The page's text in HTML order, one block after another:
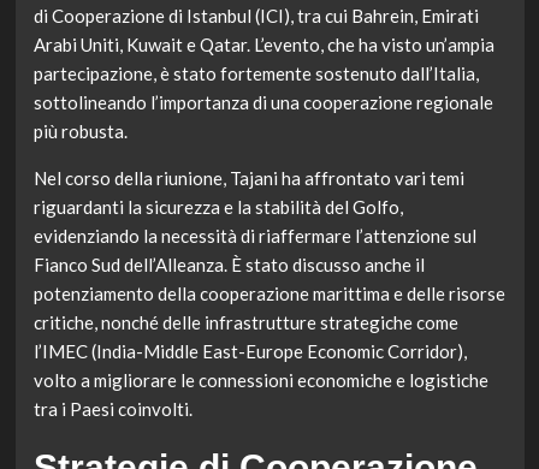
di Cooperazione di Istanbul (ICI), tra cui Bahrein, Emirati
Arabi Uniti, Kuwait e Qatar. L’evento, che ha visto un’ampia
partecipazione, è stato fortemente sostenuto dall’Italia,
sottolineando l’importanza di una cooperazione regionale
più robusta.
Nel corso della riunione, Tajani ha affrontato vari temi
riguardanti la sicurezza e la stabilità del Golfo,
evidenziando la necessità di riaffermare l’attenzione sul
Fianco Sud dell’Alleanza. È stato discusso anche il
potenziamento della cooperazione marittima e delle risorse
critiche, nonché delle infrastrutture strategiche come
l’IMEC (India-Middle East-Europe Economic Corridor),
volto a migliorare le connessioni economiche e logistiche
tra i Paesi coinvolti.